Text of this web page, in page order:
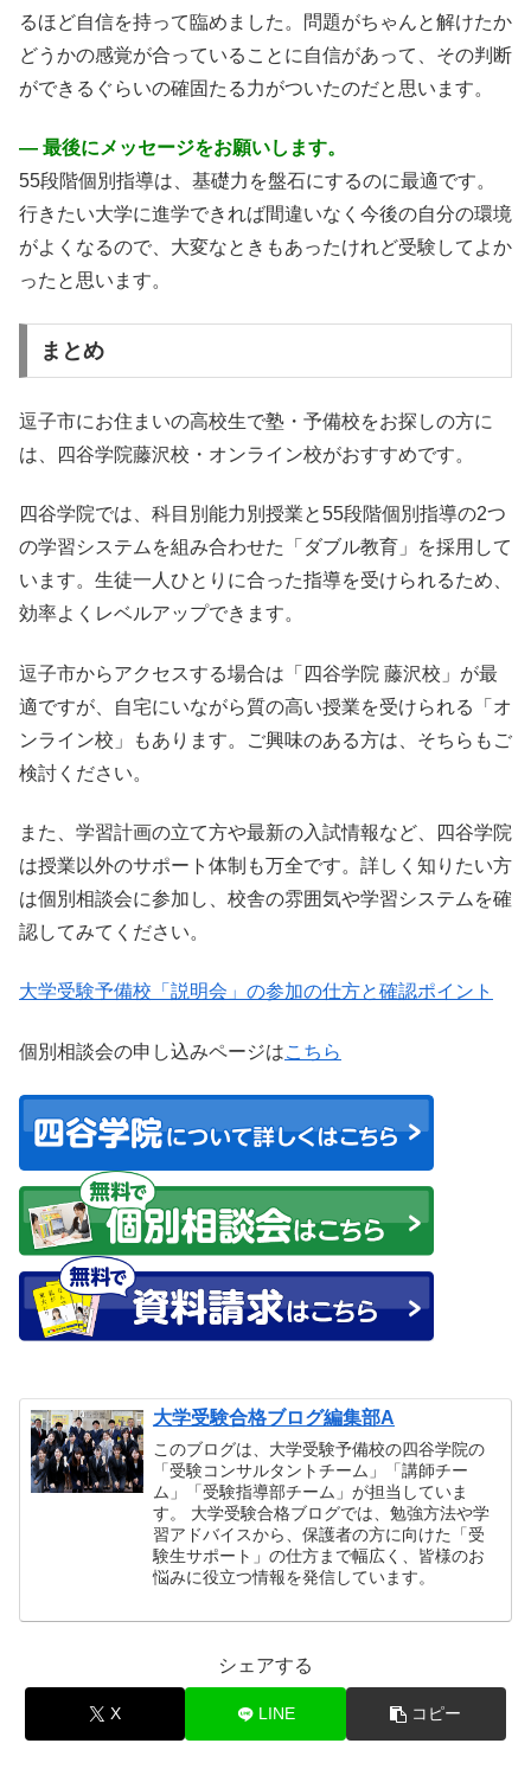
るほど自信を持って臨めました。問題がちゃんと解けたか
どうかの感覚が合っていることに自信があって、その判断
ができるぐらいの確固たる力がついたのだと思います。
― 最後にメッセージをお願いします。
55段階個別指導は、基礎力を盤石にするのに最適です。
行きたい大学に進学できれば間違いなく今後の自分の環境
がよくなるので、大変なときもあったけれど受験してよか
ったと思います。
まとめ
逗子市にお住まいの高校生で塾・予備校をお探しの方に
は、四谷学院藤沢校・オンライン校がおすすめです。
四谷学院では、科目別能力別授業と55段階個別指導の2つ
の学習システムを組み合わせた「ダブル教育」を採用して
います。生徒一人ひとりに合った指導を受けられるため、
効率よくレベルアップできます。
逗子市からアクセスする場合は「四谷学院 藤沢校」が最
適ですが、自宅にいながら質の高い授業を受けられる「オ
ンライン校」もあります。ご興味のある方は、そちらもご
検討ください。
また、学習計画の立て方や最新の入試情報など、四谷学院
は授業以外のサポート体制も万全です。詳しく知りたい方
は個別相談会に参加し、校舎の雰囲気や学習システムを確
認してみてください。
大学受験予備校「説明会」の参加の仕方と確認ポイント
個別相談会の申し込みページはこちら
大学受験合格ブログ編集部A
このブログは、大学受験予備校の四谷学院の
「受験コンサルタントチーム」「講師チー
ム」「受験指導部チーム」が担当していま
す。 大学受験合格ブログでは、勉強方法や学
習アドバイスから、保護者の方に向けた「受
験生サポート」の仕方まで幅広く、皆様のお
悩みに役立つ情報を発信しています。
シェアする
X LINE コピー